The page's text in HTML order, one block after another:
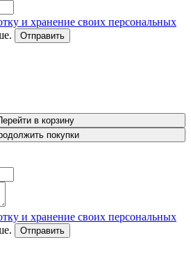
и хранение своих персональных
в корзину
покупки
и хранение своих персональных